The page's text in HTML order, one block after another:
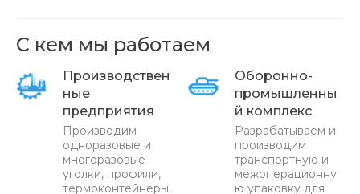
С кем мы работаем
Производствен
ные
предприятия
Производим
одноразовые и
многоразовые
уголки, профили,
термоконтейнеры,
Оборонно-
промышленны
й комплекс
Разрабатываем и
производим
транспортную и
межоперационну
ю упаковку для